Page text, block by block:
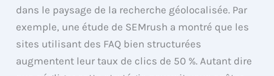
dans le paysage de la recherche géolocalisée. Par
exemple, une étude de SEMrush a montré que les
sites utilisant des FAQ bien structurées
augmentent leur taux de clics de 50 %. Autant dire